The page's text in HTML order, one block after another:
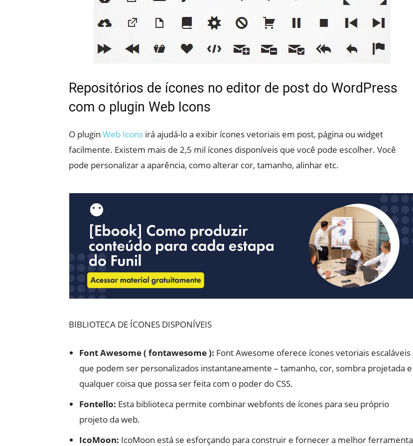
Repositórios de ícones no editor de post do WordPress
com o plugin Web Icons
O plugin Web Icons irá ajudá-lo a exibir ícones vetoriais em post, página ou widget
facilmente. Existem mais de 2,5 mil ícones disponíveis que você pode escolher. Você
pode personalizar a aparência, como alterar cor, tamanho, alinhar etc.
BIBLIOTECA DE ÍCONES DISPONÍVEIS
Font Awesome ( fontawesome ): Font Awesome oferece ícones vetoriais escaláveis ​​
que podem ser personalizados instantaneamente – tamanho, cor, sombra projetada e
qualquer coisa que possa ser feita com o poder do CSS.
Fontello: Esta biblioteca permite combinar webfonts de ícones para seu próprio
projeto da web.
IcoMoon: IcoMoon está se esforçando para construir e fornecer a melhor ferramenta